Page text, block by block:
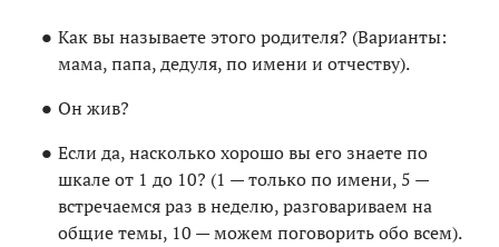
Как вы называете этого родителя? (Варианты:
мама, папа, дедуля, по имени и отчеству).
Он жив?
Если да, насколько хорошо вы его знаете по
шкале от 1 до 10? (1 — только по имени, 5 —
встречаемся раз в неделю, разговариваем на
общие темы, 10 — можем поговорить обо всем).